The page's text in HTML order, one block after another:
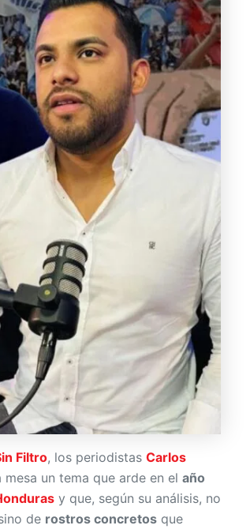
Filtro, los periodistas Carlos
un tema que arde en el año
y que, según su análisis, no
de rostros concretos que